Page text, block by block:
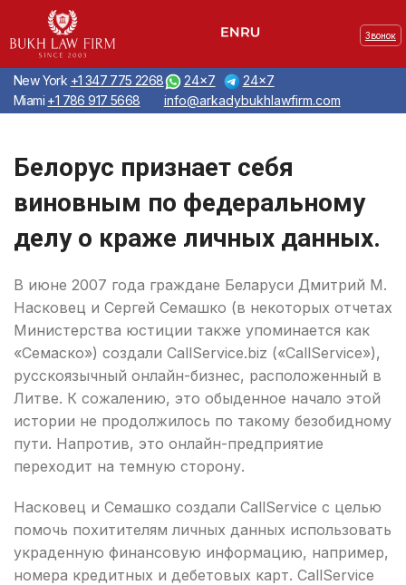
Звонок
New York +1 347 775 2268
Miami +1 786 917 5668
24x7
24x7
info@arkadybukhlawfirm.com
Белорус признает себя
виновным по федеральному
делу о краже личных данных.
В июне 2007 года граждане Беларуси Дмитрий М.
Насковец и Сергей Семашко (в некоторых отчетах
Министерства юстиции также упоминается как
«Семаско») создали CallService.biz («CallService»),
русскоязычный онлайн-бизнес, расположенный в
Литве. К сожалению, это обыденное начало этой
истории не продолжилось по такому безобидному
пути. Напротив, это онлайн-предприятие
переходит на темную сторону.
Насковец и Семашко создали CallService с целью
помочь похитителям личных данных использовать
украденную финансовую информацию, например,
номера кредитных и дебетовых карт. CallService